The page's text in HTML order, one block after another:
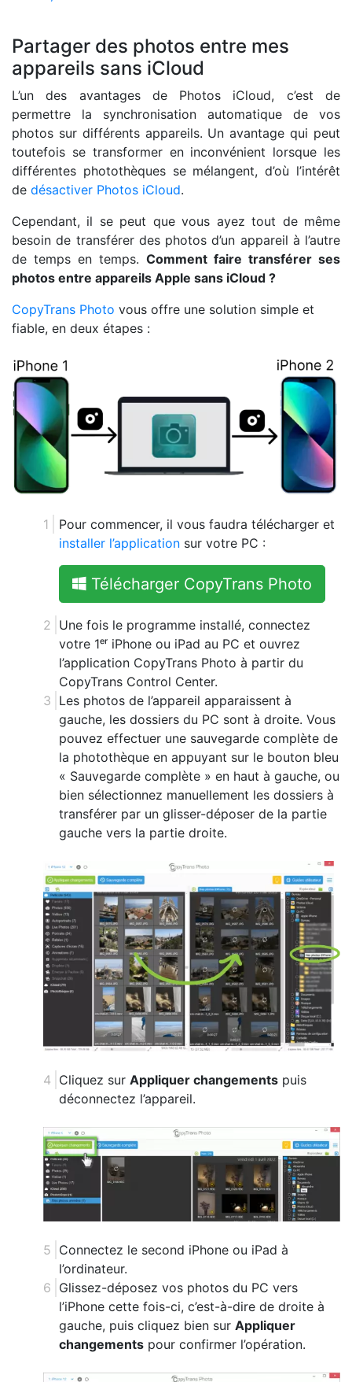
Partager des photos entre mes
appareils sans iCloud
L’un des avantages de Photos iCloud, c’est de
permettre la synchronisation automatique de vos
photos sur différents appareils. Un avantage qui peut
toutefois se transformer en inconvénient lorsque les
différentes photothèques se mélangent, d’où l’intérêt
de désactiver Photos iCloud.
Cependant, il se peut que vous ayez tout de même
besoin de transférer des photos d’un appareil à l’autre
de temps en temps. Comment faire transférer ses
photos entre appareils Apple sans iCloud ?
CopyTrans Photo vous offre une solution simple et
fiable, en deux étapes :
Pour commencer, il vous faudra télécharger et
installer l’application sur votre PC :
Télécharger CopyTrans Photo
Une fois le programme installé, connectez
votre 1ᵉʳ iPhone ou iPad au PC et ouvrez
l’application CopyTrans Photo à partir du
CopyTrans Control Center.
Les photos de l’appareil apparaissent à
gauche, les dossiers du PC sont à droite. Vous
pouvez effectuer une sauvegarde complète de
la photothèque en appuyant sur le bouton bleu
« Sauvegarde complète » en haut à gauche, ou
bien sélectionnez manuellement les dossiers à
transférer par un glisser-déposer de la partie
gauche vers la partie droite.
Cliquez sur Appliquer changements puis
déconnectez l’appareil.
Connectez le second iPhone ou iPad à
l’ordinateur.
Glissez-déposez vos photos du PC vers
l’iPhone cette fois-ci, c’est-à-dire de droite à
gauche, puis cliquez bien sur Appliquer
changements pour confirmer l’opération.